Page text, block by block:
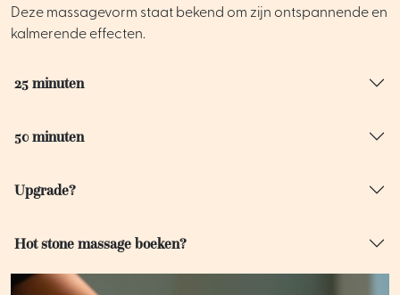
Deze massagevorm staat bekend om zijn ontspannende en
kalmerende effecten.
25 minuten
50 minuten
Upgrade?
Hot stone massage boeken?